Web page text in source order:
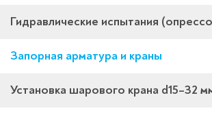
Гидравлические испытания
Запорная арматура и краны
Установка шарового крана d15–32